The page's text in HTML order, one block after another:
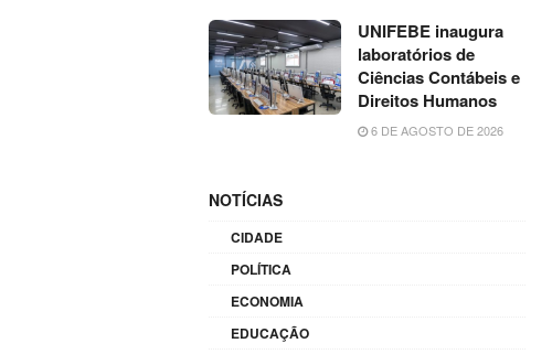
UNIFEBE inaugura
laboratórios de
Ciências Contábeis e
Direitos Humanos
6 DE AGOSTO DE 2026
NOTÍCIAS
CIDADE
POLÍTICA
ECONOMIA
EDUCAÇÃO